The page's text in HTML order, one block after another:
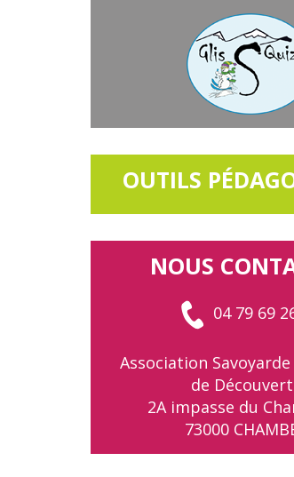
OUTILS
NOUS
04 79 69
Association Savoyarde
de
2A impasse du
73000